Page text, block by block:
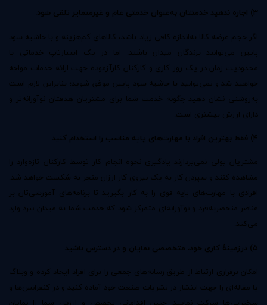
۳) اجازه ندهید خدمتتان به‌عنوان خدمتی عام و غیرمتمایز تلقی شود.
اگر حجم عرضه کالا به‌اندازه کافی زیاد باشد، کالاهای کم‌هزینه و با حاشیه سود
پایین می‌توانند برندگان میدان باشند. اما در یک استارتاپ خدماتی با
محدودیت زمان در یک روز کاری و کارکنان کارآزموده جهت ارائه خدمات مواجه
خواهید شد و نمی‌توانید با حاشیه سود پایین موفق شوید؛ بنابراین لازم است
به‌روشنی نشان دهید چگونه خدمت شما برای مشتریان هدفتان نوآورانه‌تر و
دارای ارزش بیشتری است.
۴) فقط بهترین افراد با مهارت‌های پایه مناسب را استخدام کنید.
مشتریان پولی نمی‌پردازند یادگیری نحوه انجام کار توسط کارکنان تازه‌وارد را
مشاهده کنند و سپردن کار به یک نیروی کار ارزان منجر به شکست خواهد شد.
افرادی با مهارت‌های پایه قوی را به کار بگیرید تا برنامه‌های آموزشی‌تان بر
عناصر منحصربه‌فرد و نوآورانه‌ای متمرکز شود که خدمت شما به میدان نبرد وارد
می‌کند.
۵) درزمینهٔ کاری خود، متخصصی نمایان و در دسترس باشید.
امکان برقراری ارتباط از طریق رسانه‌های جمعی را برای افراد ایجاد کرده و وبلاگ
یا مقاله‌ای را جهت انتشار در نشریات صنعت خود آماده کنید و در کنفرانس‌ها و